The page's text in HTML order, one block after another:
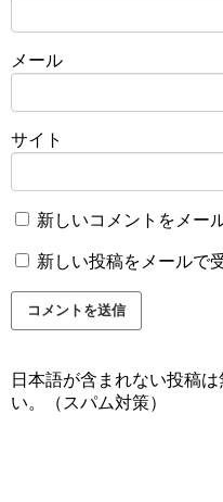
メール
サイト
新しいコメントをメー
新しい投稿をメールで
日本語が含まれない投稿
い。（スパム対策）